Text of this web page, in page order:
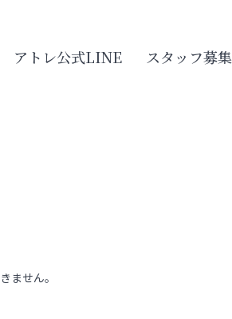
アトレ公式LINE スタッフ募集
ません。